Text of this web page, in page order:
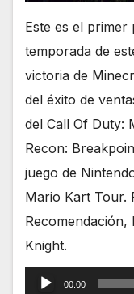
Este es el
temporada de
victoria de
del éxito de
del Call Of Duty:
Recon:
juego de
Mario Kart Tour.
Recomendación,
Knight.
Reproductor
00:00